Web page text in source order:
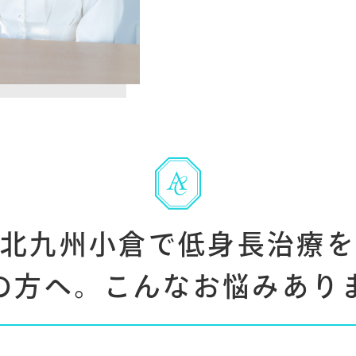
北九州小倉で低身長治療を
方へ。
こんなお悩みあり